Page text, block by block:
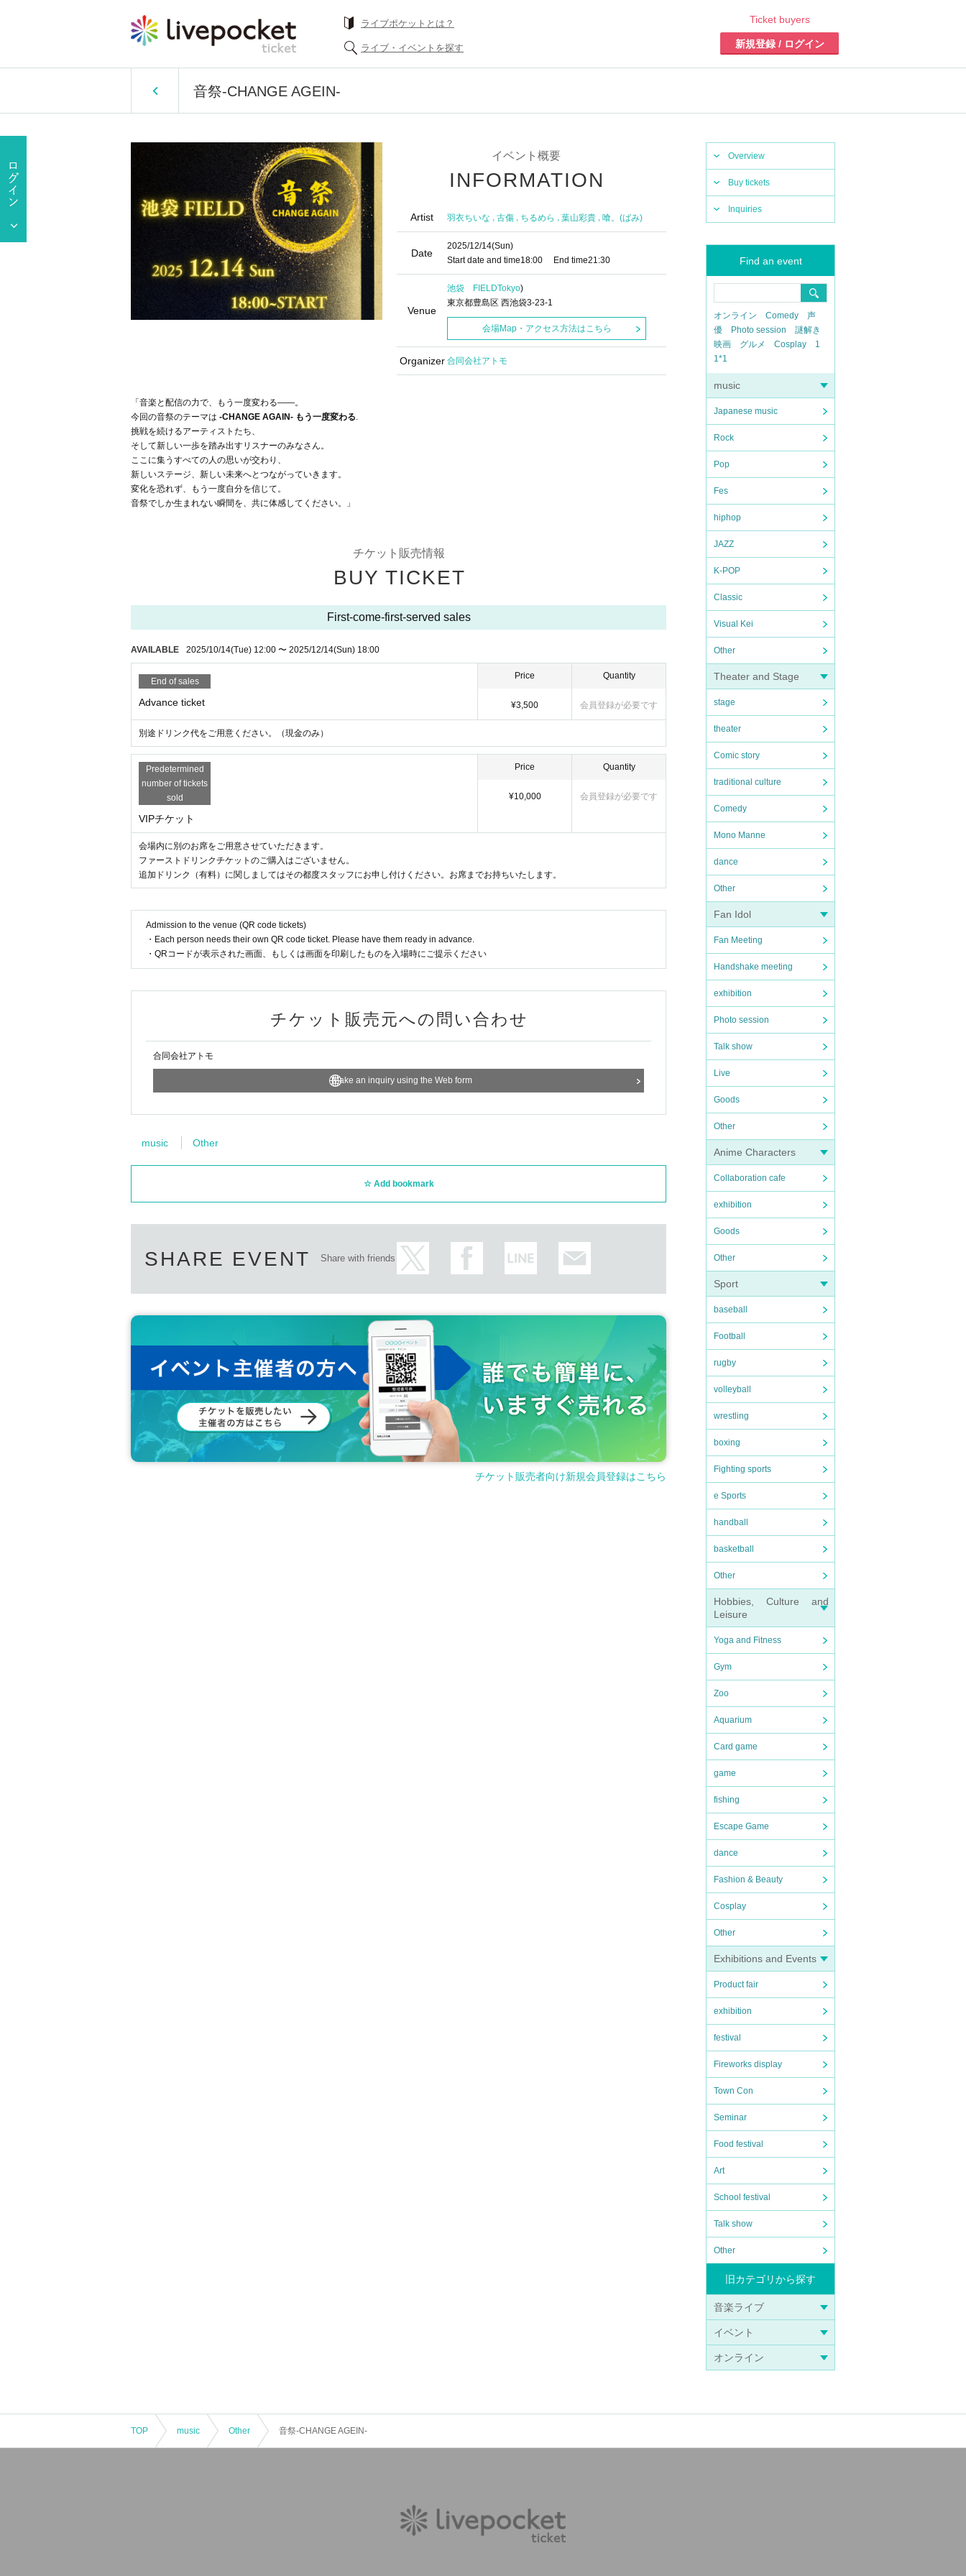
ライブポケットとは？
ライブ・イベントを探す
Ticket buyers
新規登録 / ログイン
音祭-CHANGE AGEIN-
Overview
Buy tickets
Inquiries
Find an event
オンライン Comedy
声
優
Photo session
謎解き
映画
グルメ Cosplay
1
1*1
music
Japanese music
Rock
Pop
Fes
hiphop
JAZZ
K-POP
Classic
Visual Kei
Other
Theater and Stage
stage
theater
Comic story
traditional culture
Comedy
Mono Manne
dance
Other
Fan Idol
Fan Meeting
Handshake meeting
exhibition
Photo session
Talk show
Live
Goods
Other
Anime Characters
Collaboration cafe
exhibition
Goods
Other
Sport
baseball
Football
rugby
volleyball
wrestling
boxing
Fighting sports
e Sports
handball
basketball
Other
Hobbies, Culture and
Leisure
Yoga and Fitness
Gym
Zoo
Aquarium
Card game
game
fishing
Escape Game
dance
Fashion & Beauty
Cosplay
Other
Exhibitions and Events
Product fair
exhibition
festival
Fireworks display
Town Con
Seminar
Food festival
Art
School festival
Talk show
Other
旧カテゴリから探す
音楽ライブ
イベント
オンライン
イベント概要
INFORMATION
Artist 羽衣ちいな , 古傷 , ちるめら , 葉山彩貴 , 喰。(ばみ)
Date
2025/12/14(Sun)
Start date and time18:00 End time21:30
Venue
池袋 FIELDTokyo)
東京都豊島区 西池袋3-23-1
会場Map・アクセス方法はこちら
Organizer 合同会社アトモ
「音楽と配信の力で、もう一度変わる――。
今回の音祭のテーマは -CHANGE AGAIN- もう一度変わる.
挑戦を続けるアーティストたち、
そして新しい一歩を踏み出すリスナーのみなさん。
ここに集うすべての人の思いが交わり、
新しいステージ、新しい未来へとつながっていきます。
変化を恐れず、もう一度自分を信じて。
音祭でしか生まれない瞬間を、共に体感してください。」
チケット販売情報
BUY TICKET
First-come-first-served sales
AVAILABLE 2025/10/14(Tue) 12:00 〜 2025/12/14(Sun) 18:00
End of sales
Advance ticket
Price
¥3,500
Quantity
会員登録が必要です
別途ドリンク代をご用意ください。（現金のみ）
Predetermined
number of tickets
sold
VIPチケット
Price
¥10,000
Quantity
会員登録が必要です
会場内に別のお席をご用意させていただきます。
ファーストドリンクチケットのご購入はございません。
追加ドリンク（有料）に関しましてはその都度スタッフにお申し付けください。お席までお持ちいたします。
Admission to the venue (QR code tickets)
・Each person needs their own QR code ticket. Please have them ready in advance.
・QRコードが表示された画面、もしくは画面を印刷したものを入場時にご提示ください
チケット販売元への問い合わせ
合同会社アトモ
Make an inquiry using the Web form
music Other
Add bookmark
SHARE EVENT Share with friends
チケット販売者向け新規会員登録はこちら
TOP music Other 音祭-CHANGE AGEIN-